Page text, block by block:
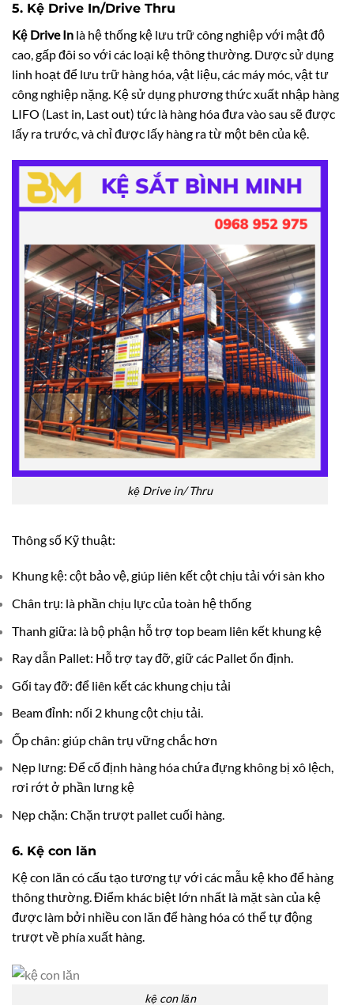
5. Kệ Drive In/Drive Thru
Kệ Drive In là hệ thống kệ lưu trữ công nghiệp với mật độ
cao, gấp đôi so với các loại kệ thông thường. Dược sử dụng
linh hoạt để lưu trữ hàng hóa, vật liệu, các máy móc, vật tư
công nghiệp nặng. Kệ sử dụng phương thức xuất nhập hàng
LIFO (Last in, Last out) tức là hàng hóa đưa vào sau sẽ được
lấy ra trước, và chỉ được lấy hàng ra từ một bên của kệ.
kệ Drive in/ Thru
Thông số Kỹ thuật:
Khung kệ: cột bảo vệ, giúp liên kết cột chịu tải với sàn kho
Chân trụ: là phần chịu lực của toàn hệ thống
Thanh giữa: là bộ phận hỗ trợ top beam liên kết khung kệ
Ray dẫn Pallet: Hỗ trợ tay đỡ, giữ các Pallet ổn định.
Gối tay đỡ: để liên kết các khung chịu tải
Beam đỉnh: nối 2 khung cột chịu tải.
Ốp chân: giúp chân trụ vững chắc hơn
Nẹp lưng: Để cố định hàng hóa chứa đựng không bị xô lệch,
rơi rớt ở phần lưng kệ
Nẹp chặn: Chặn trượt pallet cuối hàng.
6. Kệ con lăn
Kệ con lăn có cấu tạo tương tự với các mẫu kệ kho để hàng
thông thường. Điểm khác biệt lớn nhất là mặt sàn của kệ
được làm bởi nhiều con lăn để hàng hóa có thể tự động
trượt về phía xuất hàng.
kệ con lăn